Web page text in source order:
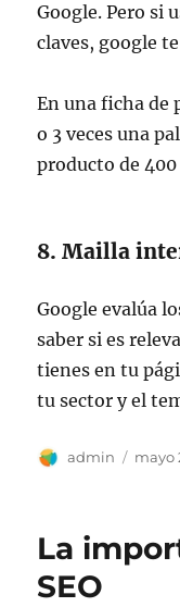
Google. Pero si
claves, google
En una ficha de
o 3 veces una
producto de 400
8. Mailla
Google evalúa
saber si es
tienes en tu
tu sector y el
Autor
admin mayo
La
SEO